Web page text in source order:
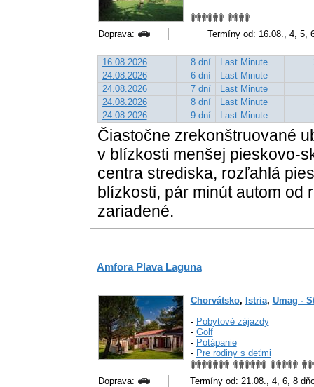
Doprava: Termíny od: 16.08., 4, 5,
16.08.2026 8 dní Last Minute
24.08.2026
6 dní
Last Minute
24.08.2026
7 dní
Last Minute
24.08.2026
8 dní Last Minute
24.08.2026
9 dní Last Minute
Čiastočne zrekonštruované
v blízkosti menšej pieskovo-
centra strediska, rozľahlá
blízkosti, pár minút autom od
zariadené.
Amfora Plava Laguna
Chorvátsko, Istria, Umag -
- Pobytové zájazdy
- Golf
- Potápanie
- Pre rodiny s deťmi
Doprava: Termíny od: 21.08., 4, 6, 8